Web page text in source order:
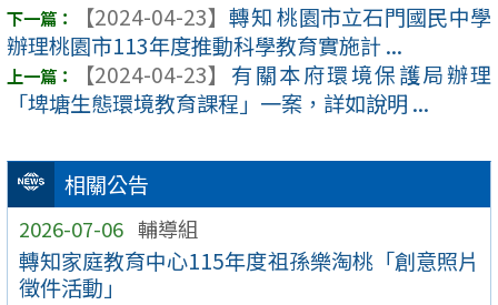
相關公告
2026-07-06 輔導組
轉知家庭教育中心115年度祖孫樂淘桃「創意照片
徵件活動」
【2024-04-23】 轉知 桃園市立石門國民中學
辦理桃園市113年度推動科學教育實施計 ...
【2024-04-23】 有關本府環境保護局辦理
「埤塘生態環境教育課程」一案，詳如說明 ...